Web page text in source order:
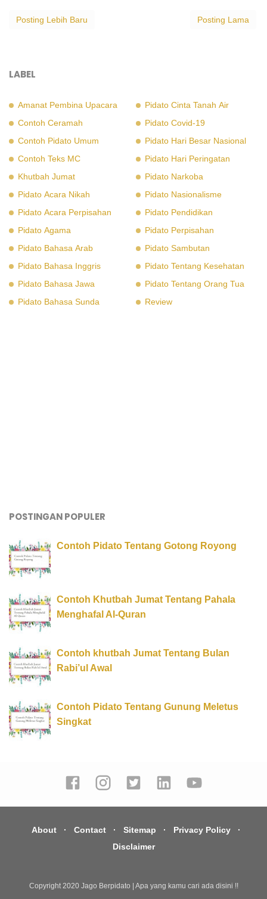
Posting Lebih Baru Posting Lama
LABEL
Amanat Pembina Upacara
Contoh Ceramah
Contoh Pidato Umum
Contoh Teks MC
Khutbah Jumat
Pidato Acara Nikah
Pidato Acara Perpisahan
Pidato Agama
Pidato Bahasa Arab
Pidato Bahasa Inggris
Pidato Bahasa Jawa
Pidato Bahasa Sunda
Pidato Cinta Tanah Air
Pidato Covid-19
Pidato Hari Besar Nasional
Pidato Hari Peringatan
Pidato Narkoba
Pidato Nasionalisme
Pidato Pendidikan
Pidato Perpisahan
Pidato Sambutan
Pidato Tentang Kesehatan
Pidato Tentang Orang Tua
Review
POSTINGAN POPULER
Contoh Pidato Tentang Gotong Royong
Contoh Khutbah Jumat Tentang Pahala
Menghafal Al-Quran
Contoh khutbah Jumat Tentang Bulan
Rabi’ul Awal
Contoh Pidato Tentang Gunung Meletus
Singkat
About Contact Sitemap
Privacy Policy
Disclaimer
Copyright 2020 Jago Berpidato | Apa yang kamu cari ada disini !!